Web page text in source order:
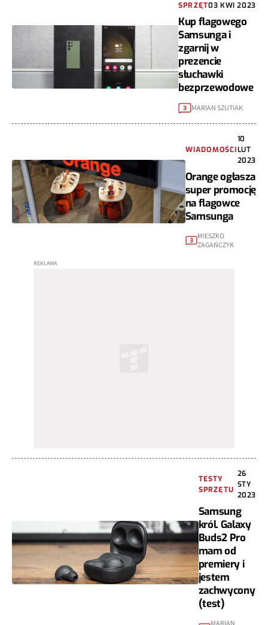
SPRZĘT03 KWI 2023
Kup flagowego
Samsunga i
zgarnij w
prezencie
słuchawki
bezprzewodowe
3 MARIAN SZUTIAK
WIADOMOŚCI
10
LUT
2023
Orange ogłasza
super promocję
na flagowce
Samsunga
3 MIESZKO
ZAGAŃCZYK
TESTY
SPRZĘTU
26
STY
2023
Samsung
król. Galaxy
Buds2 Pro
mam od
premiery i
jestem
zachwycony
(test)